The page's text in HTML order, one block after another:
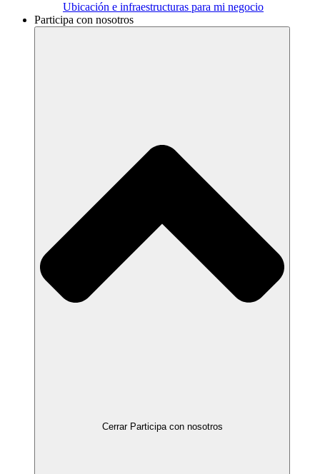
Ubicación e infraestructuras para mi negocio
Participa con nosotros
Cerrar Participa con nosotros